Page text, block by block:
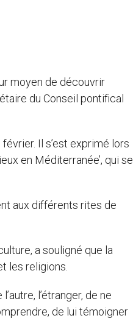
moyen de découvrir
du Conseil pontifical
Il s’est exprimé lors
en Méditerranée’, qui se
aux différents rites de
a souligné que la
les religions.
l’étranger, de ne
de lui témoigner